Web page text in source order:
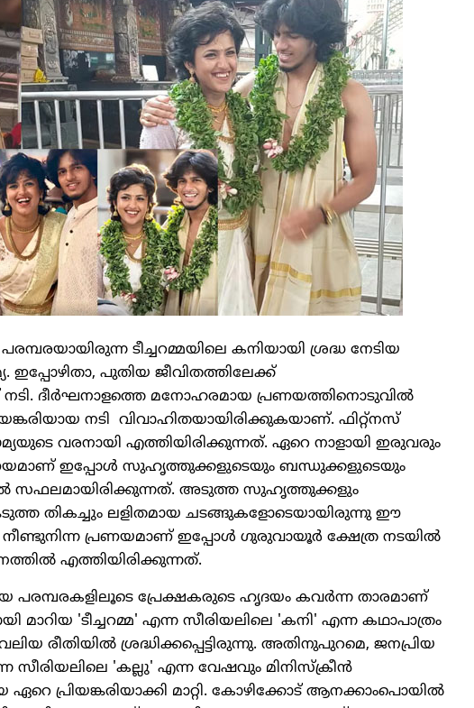
ടീച്ചറമ്മയിലെ കനിയായി ശ്രദ്ധ നേടിയ
ഇപ്പോഴിതാ, പുതിയ ജീവിതത്തിലേക്ക്
ദീര്‍ഘനാളത്തെ മനോഹരമായ പ്രണയത്തിനൊടുവില്‍
നടി വിവാഹിതയായിരിക്കുകയാണ്. ഫിറ്റ്‌നസ്
വരനായി എത്തിയിരിക്കുന്നത്. ഏറെ നാളായി ഇരുവരും
ഇപ്പോള്‍ സുഹൃത്തുക്കളുടെയും ബന്ധുക്കളുടെയും
സഫലമായിരിക്കുന്നത്. അടുത്ത സുഹൃത്തുക്കളും
തികച്ചും ലളിതമായ ചടങ്ങുകളോടെയായിരുന്നു ഈ
പ്രണയമാണ് ഇപ്പോള്‍ ഗുരുവായൂര്‍ ക്ഷേത്ര നടയില്‍
എത്തിയിരിക്കുന്നത്.
പരമ്പരകളിലൂടെ പ്രേക്ഷകരുടെ ഹൃദയം കവര്‍ന്ന താരമാണ്
മാറിയ 'ടീച്ചറമ്മ' എന്ന സീരിയലിലെ 'കനി' എന്ന കഥാപാത്രം
രീതിയില്‍ ശ്രദ്ധിക്കപ്പെട്ടിരുന്നു. അതിനുപുറമെ, ജനപ്രിയ
സീരിയലിലെ 'കല്ലു' എന്ന വേഷവും മിനിസ്‌ക്രീന്‍
പ്രിയങ്കരിയാക്കി മാറ്റി. കോഴിക്കോട് ആനക്കാംപൊയില്‍